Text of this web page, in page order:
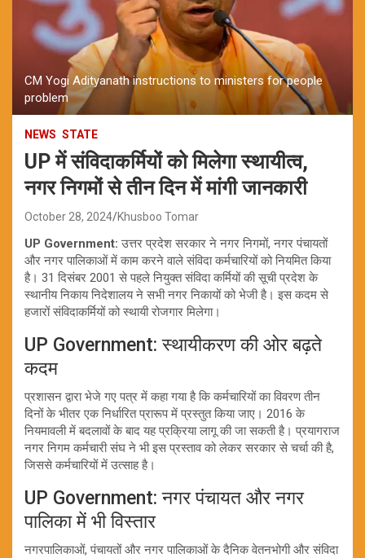
CM Yogi Adityanath instructions to ministers for people
problem
NEWS STATE
UP में संविदाकर्मियों को मिलेगा स्थायीत्व,
नगर निगमों से तीन दिन में मांगी जानकारी
October 28, 2024 Khusboo Tomar
UP Government: उत्तर प्रदेश सरकार ने नगर निगमों, नगर पंचायतों
और नगर पालिकाओं में काम करने वाले संविदा कर्मचारियों को नियमित किया
है। 31 दिसंबर 2001 से पहले नियुक्त संविदा कर्मियों की सूची प्रदेश के
स्थानीय निकाय निदेशालय ने सभी नगर निकायों को भेजी है। इस कदम से
हजारों संविदाकर्मियों को स्थायी रोजगार मिलेगा।
UP Government: स्थायीकरण की ओर बढ़ते
कदम
प्रशासन द्वारा भेजे गए पत्र में कहा गया है कि कर्मचारियों का विवरण तीन
दिनों के भीतर एक निर्धारित प्रारूप में प्रस्तुत किया जाए। 2016 के
नियमावली में बदलावों के बाद यह प्रक्रिया लागू की जा सकती है। प्रयागराज
नगर निगम कर्मचारी संघ ने भी इस प्रस्ताव को लेकर सरकार से चर्चा की है,
जिससे कर्मचारियों में उत्साह है।
UP Government: नगर पंचायत और नगर
पालिका में भी विस्तार
नगरपालिकाओं, पंचायतों और नगर पालिकाओं के दैनिक वेतनभोगी और संविदा